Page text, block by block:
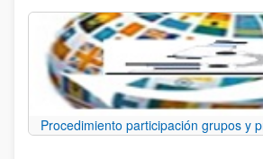
Procedimiento participación grupos y